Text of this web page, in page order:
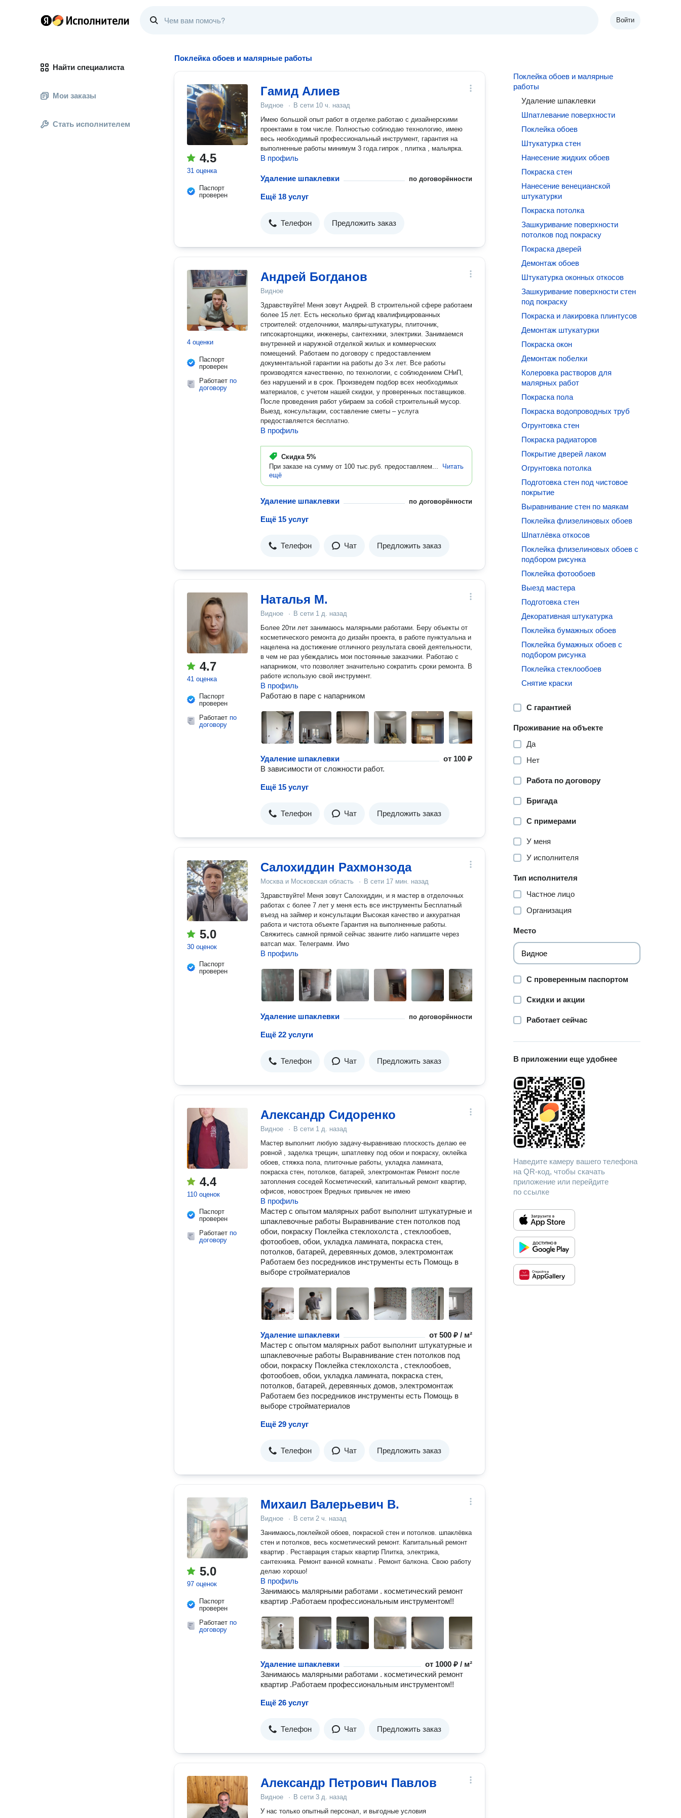
Войти
Найти специалиста
Мои заказы
Стать исполнителем
Поклейка обоев и малярные работы
4.5
31 оценка
Паспорт
проверен
Гамид Алиев
Видное · В сети 10 ч. назад
Имею большой опыт работ в отделке.работаю с дизайнерскими
проектами в том числе. Полностью соблюдаю технологию, имею
весь необходимый профессиональный инструмент, гарантия на
выполненные работы минимум 3 года.гипрок , плитка , мальярка.
В профиль
Удаление шпаклевки по договорённости
Ещё 18 услуг
Телефон Предложить заказ
4 оценки
Паспорт
проверен
Работает по
договору
Андрей Богданов
Видное
Здравствуйте! Меня зовут Андрей. В строительной сфере работаем
более 15 лет. Есть несколько бригад квалифицированных
строителей: отделочники, маляры-штукатуры, плиточник,
гипсокартонщики, инженеры, сантехники, электрики. Занимаемся
внутренней и наружной отделкой жилых и коммерческих
помещений. Работаем по договору с предоставлением
документальной гарантии на работы до 3-х лет. Все работы
производятся качественно, по технологии, с соблюдением СНиП,
без нарушений и в срок. Произведем подбор всех необходимых
материалов, с учетом нашей скидки, у проверенных поставщиков.
После проведения работ убираем за собой строительный мусор.
Выезд, консультации, составление сметы – услуга
предоставляется бесплатно.
В профиль
Скидка 5%
При заказе на сумму от 100 тыс.руб. предоставляем...
Читать
ещё
Удаление шпаклевки по договорённости
Ещё 15 услуг
Телефон Чат Предложить заказ
4.7
41 оценка
Паспорт
проверен
Работает по
договору
Наталья М.
Видное · В сети 1 д. назад
Более 20ти лет занимаюсь малярными работами. Беру объекты от
косметического ремонта до дизайн проекта, в работе пунктуальна и
нацелена на достижение отличного результата своей деятельности,
в чем не раз убеждались мои постоянные заказчики. Работаю с
напарником, что позволяет значительно сократить сроки ремонта. В
работе использую свой инструмент.
В профиль
Работаю в паре с напарником
Удаление шпаклевки от 100 ₽
В зависимости от сложности работ.
Ещё 15 услуг
Телефон Чат Предложить заказ
5.0
30 оценок
Паспорт
проверен
Салохиддин Рахмонзода
Москва и Московская область · В сети 17 мин. назад
Здравствуйте! Меня зовут Салохиддин, и я мастер в отделочных
работах с более 7 лет у меня есть все инструменты Бесплатный
въезд на займер и консультации Высокая качество и аккуратная
работа и чистота объекте Гарантия на выполненные работы.
Свяжитесь самной прямой сейчас званите либо напишите через
ватсап мах. Телеграмм. Имо
В профиль
Удаление шпаклевки по договорённости
Ещё 22 услуги
Телефон Чат Предложить заказ
4.4
110 оценок
Паспорт
проверен
Работает по
договору
Александр Сидоренко
Видное · В сети 1 д. назад
Мастер выполнит любую задачу-выравниваю плоскость делаю ее
ровной , заделка трещин, шпатлевку под обои и покраску, оклейка
обоев, стяжка пола, плиточные работы, укладка ламината,
покраска стен, потолков, батарей, электромонтаж Ремонт после
затопления соседей Косметический, капитальный ремонт квартир,
офисов, новостроек Вредных привычек не имею
В профиль
Мастер с опытом малярных работ выполнит штукатурные и
шпаклевочные работы Выравнивание стен потолков под
обои, покраску Поклейка стеклохолста , стеклообоев,
фотообоев, обои, укладка ламината, покраска стен,
потолков, батарей, деревянных домов, электромонтаж
Работаем без посредников инструменты есть Помощь в
выборе стройматериалов
Удаление шпаклевки от500 ₽ / м²
Мастер с опытом малярных работ выполнит штукатурные и
шпаклевочные работы Выравнивание стен потолков под
обои, покраску Поклейка стеклохолста , стеклообоев,
фотообоев, обои, укладка ламината, покраска стен,
потолков, батарей, деревянных домов, электромонтаж
Работаем без посредников инструменты есть Помощь в
выборе стройматериалов
Ещё 29 услуг
Телефон Чат Предложить заказ
5.0
97 оценок
Паспорт
проверен
Работает по
договору
Михаил Валерьевич В.
Видное · В сети 2 ч. назад
Занимаюсь,поклейкой обоев, покраской стен и потолков. шпаклёвка
стен и потолков, весь косметический ремонт. Капитальный ремонт
квартир . Реставрация старых квартир Плитка, электрика,
сантехника. Ремонт ванной комнаты . Ремонт балкона. Свою работу
делаю хорошо!
В профиль
Занимаюсь малярными работами . косметический ремонт
квартир .Работаем профессиональным инструментом!!
Удаление шпаклевки от 1000 ₽ / м²
Занимаюсь малярными работами . косметический ремонт
квартир .Работаем профессиональным инструментом!!
Ещё 26 услуг
Телефон Чат Предложить заказ
Александр Петрович Павлов
Видное · В сети 3 д. назад
У нас только опытный персонал, и выгодные условия
Поклейка обоев и малярные
работы
Удаление шпаклевки
Шпатлевание поверхности
Поклейка обоев
Штукатурка стен
Нанесение жидких обоев
Покраска стен
Нанесение венецианской
штукатурки
Покраска потолка
Зашкуривание поверхности
потолков под покраску
Покраска дверей
Демонтаж обоев
Штукатурка оконных откосов
Зашкуривание поверхности стен
под покраску
Покраска и лакировка плинтусов
Демонтаж штукатурки
Покраска окон
Демонтаж побелки
Колеровка растворов для
малярных работ
Покраска пола
Покраска водопроводных труб
Огрунтовка стен
Покраска радиаторов
Покрытие дверей лаком
Огрунтовка потолка
Подготовка стен под чистовое
покрытие
Выравнивание стен по маякам
Поклейка флизелиновых обоев
Шпатлёвка откосов
Поклейка флизелиновых обоев с
подбором рисунка
Поклейка фотообоев
Выезд мастера
Подготовка стен
Декоративная штукатурка
Поклейка бумажных обоев
Поклейка бумажных обоев с
подбором рисунка
Поклейка стеклообоев
Снятие краски
С гарантией
Проживание на объекте
Да
Нет
Работа по договору
Бригада
С примерами
У меня
У исполнителя
Тип исполнителя
Частное лицо
Организация
Место
С проверенным паспортом
Скидки и акции
Работает сейчас
В приложении еще удобнее
Наведите камеру вашего телефона
на QR-код, чтобы скачать
приложение или перейдите
по ссылке